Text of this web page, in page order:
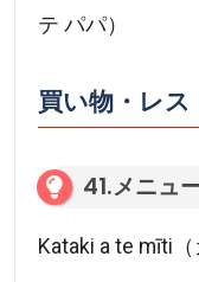
テ パパ）
買い物・レス
41.メニュ
Kataki a te mīti